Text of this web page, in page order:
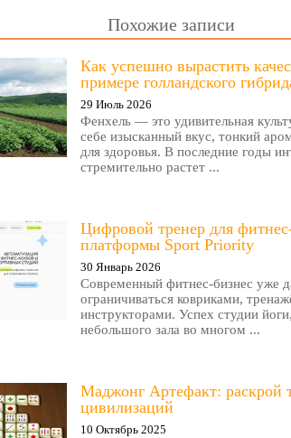
Похожие записи
Как успешно вырастить
примере голландского
29 Июль 2026
Фенхель — это удивительная
себе изысканный вкус, тонкий
для здоровья. В последние годы
стремительно растет ...
Цифровой тренер для
платформы Sport Priority
30 Январь 2026
Современный фитнес-бизнес уже
ограничиваться ковриками,
инструкторами. Успех студии
небольшого зала во многом ...
Маджонг Артефакт: раскрой
цивилизаций
10 Октябрь 2025